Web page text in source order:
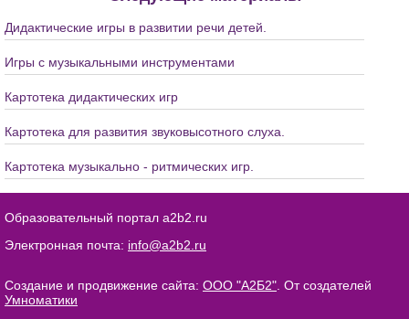
Дидактические игры в развитии речи детей.
Игры с музыкальными инструментами
Картотека дидактических игр
Картотека для развития звуковысотного слуха.
Картотека музыкально - ритмических игр.
Образовательный портал a2b2.ru
Электронная почта: info@a2b2.ru
Создание и продвижение сайта: ООО "А2Б2" . От создателей
Умноматики